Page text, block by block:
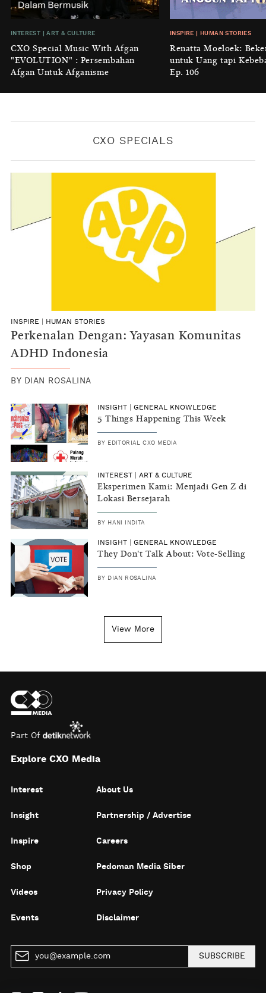
KONTRIBUTOR CXO MEDIA
GENERAL KNOWLEDGE
Luruhnya Daun Terakhir: Kala
'Benteng Alam' yang Tak Lagi Bisa
Melindungi
BYKONTRIBUTOR CXO MEDIA
INTEREST |ART & CULTURE
CXO Special Music With Afgan
"EVOLUTION" : Persembahan
Afgan Untuk Afganisme
INSPIRE HUMAN STORIES
Renatta Moeloek:
untuk Uang tapi
Ep. 106
CXO SPECIALS
INSPIRE HUMAN STORIES
Perkenalan Dengan: Yayasan Komunitas
ADHD Indonesia
BY DIAN ROSALINA
INSIGHT GENERAL KNOWLEDGE
5 Things Happening This Week
BY EDITORIAL CXO MEDIA
INTEREST ART & CULTURE
Eksperimen Kami: Menjadi Gen Z di
Lokasi Bersejarah
BY HANI INDITA
INSIGHT GENERAL KNOWLEDGE
They Don't Talk About: Vote-Selling
BY DIAN ROSALINA
View More
Part Of
Explore CXO Media
Interest
Insight
Inspire
Shop
Videos
Events
About Us
Partnership / Advertise
Careers
Pedoman Media Siber
Privacy Policy
Disclaimer
SUBSCRIBE